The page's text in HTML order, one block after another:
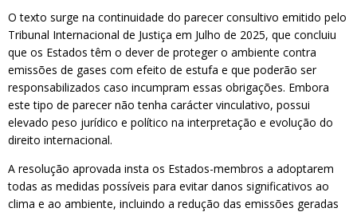
O texto surge na continuidade do parecer consultivo emitido pelo
Tribunal Internacional de Justiça em Julho de 2025, que concluiu
que os Estados têm o dever de proteger o ambiente contra
emissões de gases com efeito de estufa e que poderão ser
responsabilizados caso incumpram essas obrigações. Embora
este tipo de parecer não tenha carácter vinculativo, possui
elevado peso jurídico e político na interpretação e evolução do
direito internacional.
A resolução aprovada insta os Estados-membros a adoptarem
todas as medidas possíveis para evitar danos significativos ao
clima e ao ambiente, incluindo a redução das emissões geradas